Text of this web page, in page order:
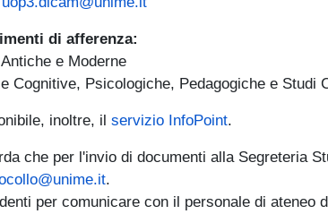
di afferenza:
e Moderne
Cognitive, Psicologiche, Pedagogiche e Studi
inoltre, il servizio InfoPoint.
che per l'invio di documenti alla Segreteria
.
per comunicare con il personale di ateneo